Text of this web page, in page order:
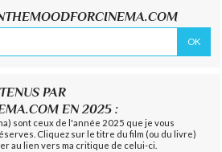
PAR
EN 2025 :
sont ceux de l'année 2025 que je vous
Cliquez sur le titre du film (ou du livre)
au lien vers ma critique de celui-ci.